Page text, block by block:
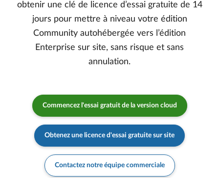
obtenir une clé de licence d’essai gratuite de 14
jours pour mettre à niveau votre édition
Community autohébergée vers l’édition
Enterprise sur site, sans risque et sans
annulation.
Commencez l'essai gratuit de la version cloud
Obtenez une licence d'essai gratuite sur site
Contactez notre équipe commerciale